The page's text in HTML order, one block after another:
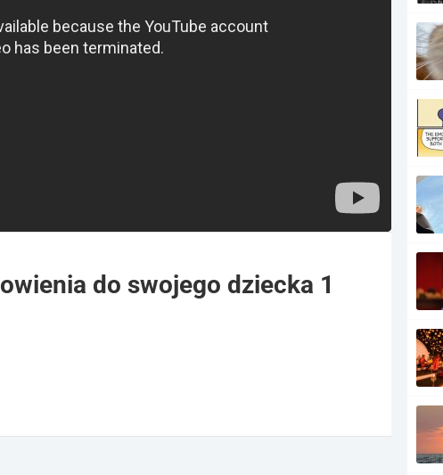
do swojego dziecka 1